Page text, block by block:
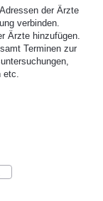
der Ärzte
verbinden.
Ärzte hinzufügen.
Terminen zur